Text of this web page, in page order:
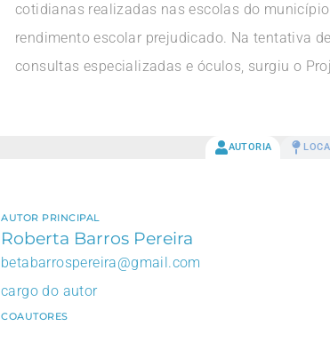
cotidianas realizadas nas escolas do
rendimento escolar prejudicado. Na tentativa
consultas especializadas e óculos, surgiu o
AUTORIA
AUTOR PRINCIPAL
Roberta Barros Pereira
betabarrospereira@gmail.com
cargo do autor
COAUTORES